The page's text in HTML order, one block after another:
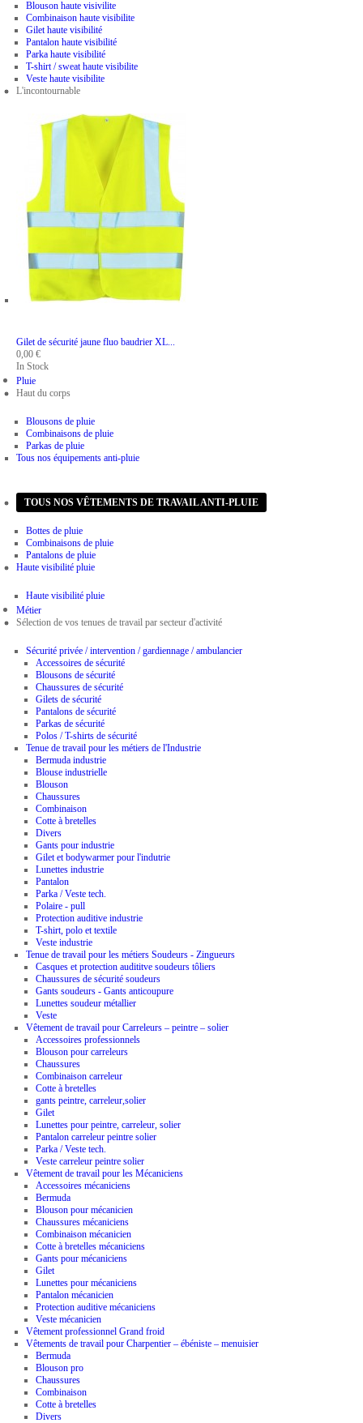
Blouson haute visivilite
Combinaison haute visibilite
Gilet haute visibilité
Pantalon haute visibilité
Parka haute visibilité
T-shirt / sweat haute visibilite
Veste haute visibilite
L'incontournable
Gilet de sécurité jaune fluo baudrier XL...
0,00 €
In Stock
Pluie
Haut du corps
Blousons de pluie
Combinaisons de pluie
Parkas de pluie
Tous nos équipements anti-pluie
TOUS NOS VÊTEMENTS DE TRAVAIL ANTI-PLUIE
Bas du corps
Bottes de pluie
Combinaisons de pluie
Pantalons de pluie
Haute visibilité pluie
Haute visibilité pluie
Métier
Sélection de vos tenues de travail par secteur d'activité
Sécurité privée / intervention / gardiennage / ambulancier
Accessoires de sécurité
Blousons de sécurité
Chaussures de sécurité
Gilets de sécurité
Pantalons de sécurité
Parkas de sécurité
Polos / T-shirts de sécurité
Tenue de travail pour les métiers de l'Industrie
Bermuda industrie
Blouse industrielle
Blouson
Chaussures
Combinaison
Cotte à bretelles
Divers
Gants pour industrie
Gilet et bodywarmer pour l'indutrie
Lunettes industrie
Pantalon
Parka / Veste tech.
Polaire - pull
Protection auditive industrie
T-shirt, polo et textile
Veste industrie
Tenue de travail pour les métiers Soudeurs - Zingueurs
Casques et protection audititve soudeurs tôliers
Chaussures de sécurité soudeurs
Gants soudeurs - Gants anticoupure
Lunettes soudeur métallier
Veste
Vêtement de travail pour Carreleurs – peintre – solier
Accessoires professionnels
Blouson pour carreleurs
Chaussures
Combinaison carreleur
Cotte à bretelles
gants peintre, carreleur,solier
Gilet
Lunettes pour peintre, carreleur, solier
Pantalon carreleur peintre solier
Parka / Veste tech.
Veste carreleur peintre solier
Vêtement de travail pour les Mécaniciens
Accessoires mécaniciens
Bermuda
Blouson pour mécanicien
Chaussures mécaniciens
Combinaison mécanicien
Cotte à bretelles mécaniciens
Gants pour mécaniciens
Gilet
Lunettes pour mécaniciens
Pantalon mécanicien
Protection auditive mécaniciens
Veste mécanicien
Vêtement professionnel Grand froid
Vêtements de travail pour Charpentier – ébéniste – menuisier
Bermuda
Blouson pro
Chaussures
Combinaison
Cotte à bretelles
Divers